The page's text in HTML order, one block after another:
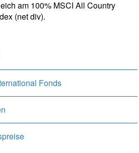
am 100% MSCI All Country
(net div).
Fonds